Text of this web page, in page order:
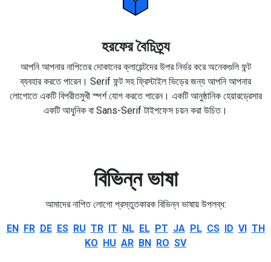
হরফের বৈচিত্র্য
আপনি আপনার নাপিতের দোকানের ক্লায়েন্টদের উপর নির্ভর করে অনেকগুলি ফন্ট
ব্যবহার করতে পারেন। Serif ফন্ট সহ ফ্রিস্টাইল ভিড়ের জন্য আপনি আপনার
লোগোতে একটি বিপরীতমুখী স্পর্শ যোগ করতে পারেন। একটি আনুষ্ঠানিক হেয়ারড্রেসার
একটি আধুনিক বা Sans-Serif টাইপফেস চয়ন করা উচিত।
বিভিন্ন ভাষা
আমাদের নাপিত লোগো প্রস্তুতকারক বিভিন্ন ভাষায় উপলব্ধ:
EN FR DE ES RU TR IT NL EL PT JA PL CS ID VI TH
KO HU AR BN RO SV